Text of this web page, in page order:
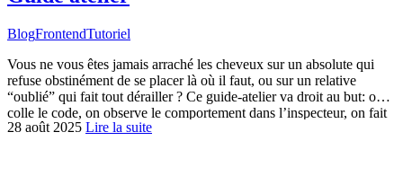
BlogFrontendTutoriel
Vous ne vous êtes jamais arraché les cheveux sur un absolute qui
refuse obstinément de se placer là où il faut, ou sur un relative
“oublié” qui fait tout dérailler ? Ce guide-atelier va droit au but: on
colle le code, on observe le comportement dans l’inspecteur, on fait
la capture, et on ancre définitivement […]
28 août 2025 Lire la suite